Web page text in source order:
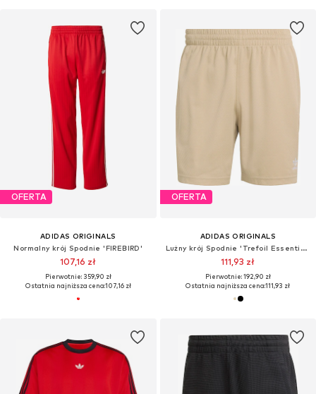
OFERTA
ADIDAS ORIGINALS
Normalny krój Spodnie 'FIREBIRD'
107,16 zł
Pierwotnie: 359,90 zł
Ostatnia najniższa cena:107,16 zł
OFERTA
ADIDAS ORIGINALS
Lużny krój Spodnie 'Trefoil Essentials'
111,93 zł
Pierwotnie: 192,90 zł
Ostatnia najniższa cena:111,93 zł